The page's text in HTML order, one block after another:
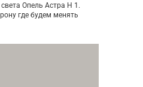
Опель Астра H 1.
где будем менять